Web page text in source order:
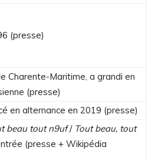
(presse)
Charente-Maritime, a grandi en
(presse)
en alternance en 2019 (presse)
beau tout n9uf/ Tout beau, tout
(presse + Wikipédia